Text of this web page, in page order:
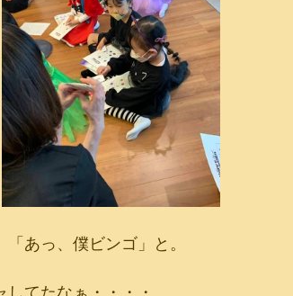
あっ、僕ビンゴ」と。
てたなぁ・・・・